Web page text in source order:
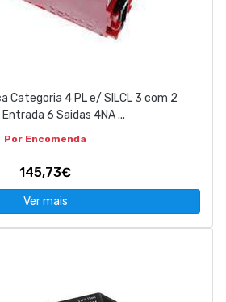
Categoria 4 PL e/ SILCL 3 com 2
6 Saidas 4NA ...
Por Encomenda
145,73€
Ver mais